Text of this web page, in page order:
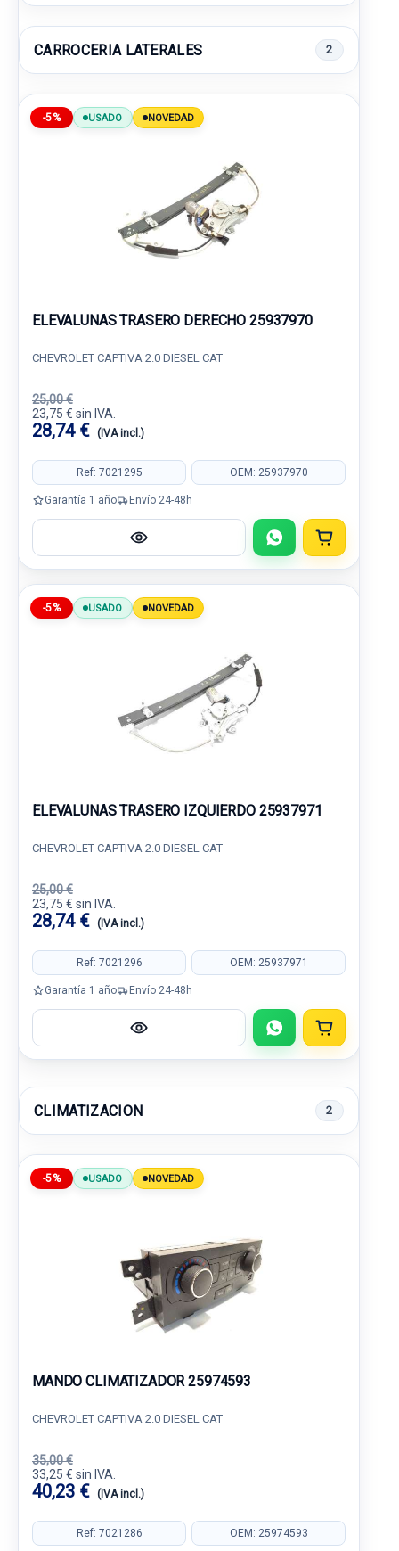
CARROCERIA LATERALES 2
-5% USADO NOVEDAD
ELEVALUNAS TRASERO DERECHO 25937970
CHEVROLET CAPTIVA 2.0 DIESEL CAT
25,00 €
23,75 € sin IVA.
28,74 € (IVA incl.)
Ref: 7021295 OEM: 25937970
Garantía 1 año Envío 24-48h
-5% USADO NOVEDAD
ELEVALUNAS TRASERO IZQUIERDO 25937971
CHEVROLET CAPTIVA 2.0 DIESEL CAT
25,00 €
23,75 € sin IVA.
28,74 € (IVA incl.)
Ref: 7021296 OEM: 25937971
Garantía 1 año Envío 24-48h
CLIMATIZACION 2
-5% USADO NOVEDAD
MANDO CLIMATIZADOR 25974593
CHEVROLET CAPTIVA 2.0 DIESEL CAT
35,00 €
33,25 € sin IVA.
40,23 € (IVA incl.)
Ref: 7021286 OEM: 25974593